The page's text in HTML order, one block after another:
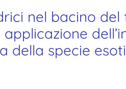
nel bacino del
della specie